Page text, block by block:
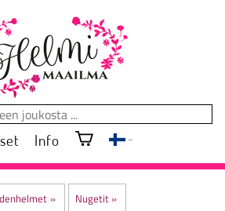
Info
‪» Nugetit‪»